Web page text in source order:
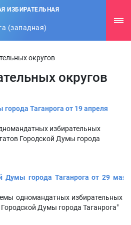
ИЗБИРАТЕЛЬНАЯ
(западная)
округов
округов
Таганрога от 19 апреля
избирательных
Городской Думы города
Думы города Таганрога от 29 мая
одномандатных избирательных
Думы города Таганрога"